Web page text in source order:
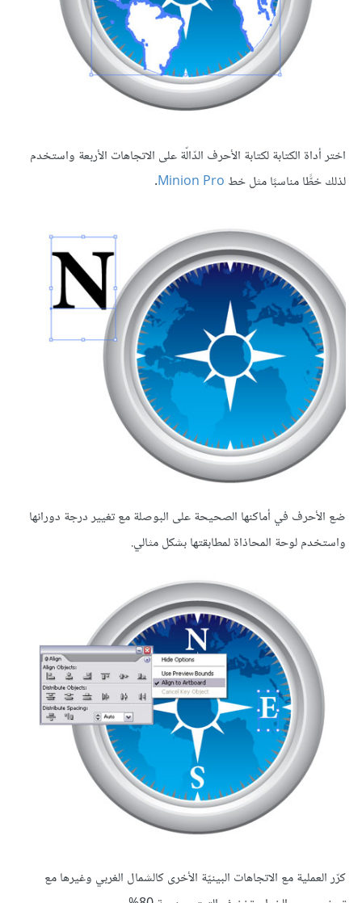
اختر أداة الكتابة لكتابة الأحرف الدّالّة على الاتجاهات الأربعة واستخدم
لذلك خطًّا مناسبًا مثل خطMinion Pro
.
ضع الأحرف في أماكنها الصحيحة على البوصلة مع تغيير درجة دورانها
واستخدم لوحة المحاذاة لمطابقتها بشكل مثالي.
كرّر العملية مع الاتجاهات البينيّة الأخرى كالشمال الغربي وغيرها مع